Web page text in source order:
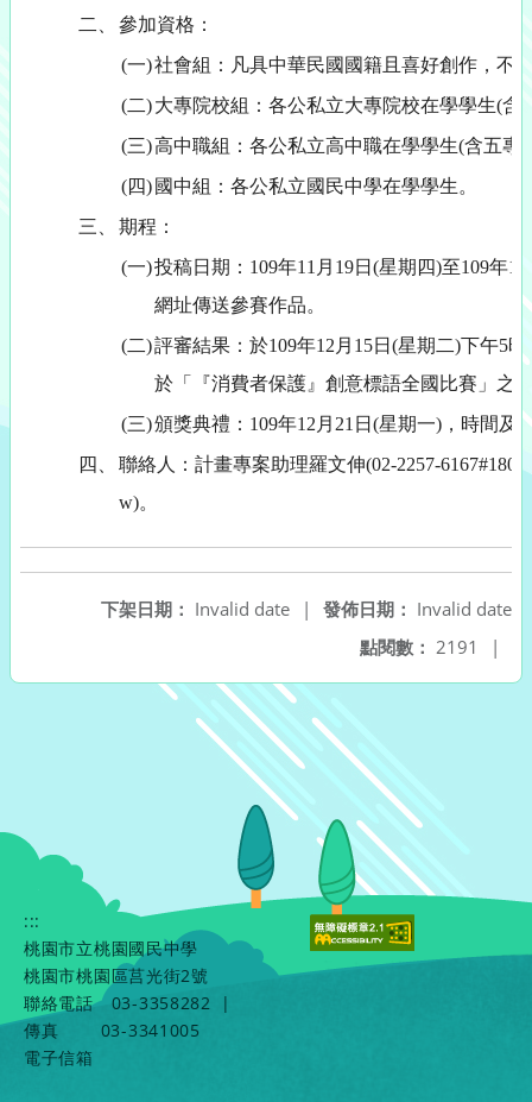
二、
參加資格：
(一)社會組：凡具中華民國國籍且喜好創作，不
(二)大專院校組：各公私立大專院校在學學生(含
(三)高中職組：各公私立高中職在學學生(含五專
(四) 國中組：各公私立國民中學在學學生。
三、
期程：
(一)投稿日期：109年11月19日(星期四)至109年
網址傳送參賽作品。
(二)評審結果：於109年12月15日(星期二)下午5
於「『消費者保護』創意標語全國比賽」之網
(三)頒獎典禮：109年12月21日(星期一)，時間及
四、
聯絡人：計畫專案助理羅文伸(02-2257-6167#1805
w)。
發佈日期： Invalid date
下架日期： Invalid date
|
點閱數： 2191 |
:::
桃園市立桃園國民中學
桃園市桃園區莒光街2號
聯絡電話
03-3358282
|
傳真
03-3341005
電子信箱